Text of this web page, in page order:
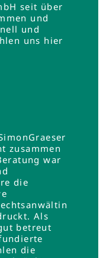
seit über
und
und
uns hier
zusammen
war
die
Als
betreut
die